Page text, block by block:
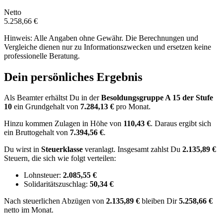
Netto
5.258,66 €
Hinweis: Alle Angaben ohne Gewähr. Die Berechnungen und
Vergleiche dienen nur zu Informationszwecken und ersetzen keine
professionelle Beratung.
Dein persönliches Ergebnis
Als Beamter erhältst Du in derBesoldungsgruppeA 15 der Stufe
10 ein Grundgehalt von 7.284,13 € pro Monat.
Hinzu kommen Zulagen in Höhe von 110,43 €. Daraus ergibt sich
ein Bruttogehalt von 7.394,56 €.
Du wirst in Steuerklasse veranlagt. Insgesamt zahlst Du 2.135,89 €
Steuern, die sich wie folgt verteilen:
Lohnsteuer: 2.085,55 €
Solidaritätszuschlag: 50,34 €
Nach steuerlichen Abzügen von 2.135,89 € bleiben Dir5.258,66 €
netto im Monat.